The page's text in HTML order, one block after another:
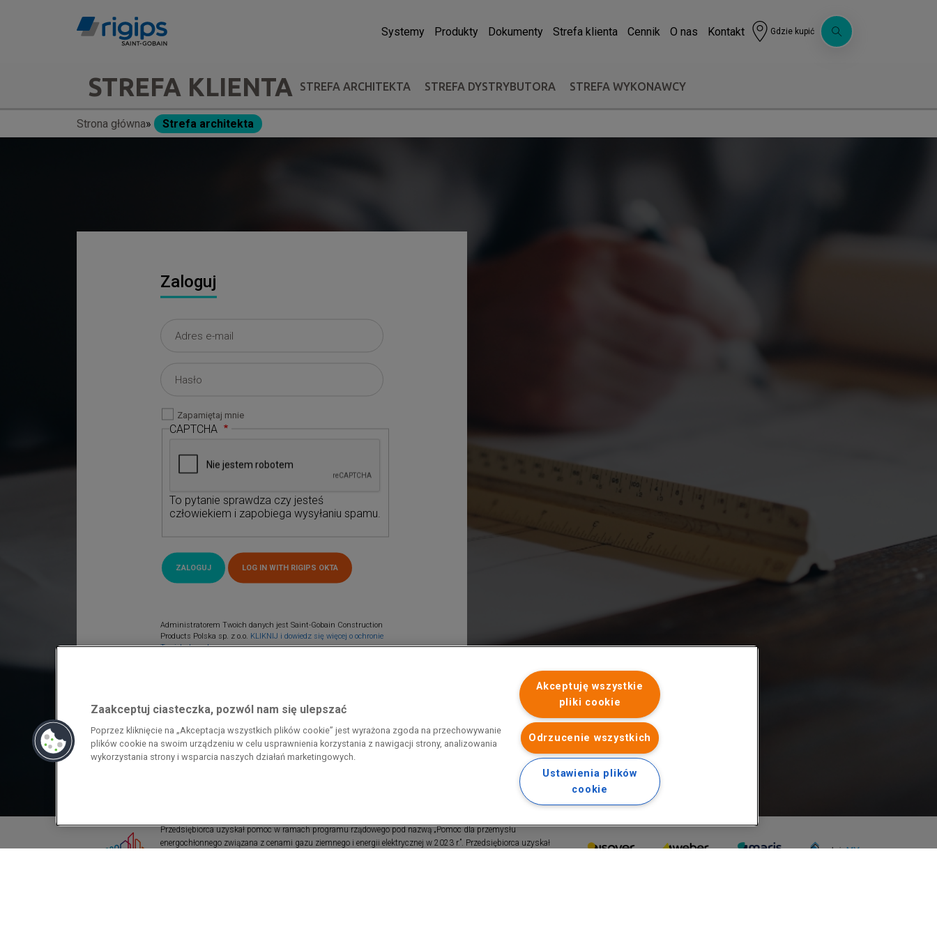
Systemy Produkty Dokumenty Strefa klienta Cennik O nas Kontakt Gdzie kupić
navigation
-
STREFA KLIENTA STREFA ARCHITEKTA STREFA DYSTRYBUTORA STREFA WYKONAWCY
Ścieżka
Strona główna Strefa architekta
Zaloguj
Zapamiętaj mnie
CAPTCHA
To pytanie sprawdza czy jesteś
człowiekiem i zapobiega wysyłaniu spamu.
Administratorem Twoich danych jest Saint-Gobain Construction
Products Polska sp. z o.o. KLIKNIJ i dowiedz się więcej o ochronie
Twoich danych.
Przedsiębiorca uzyskał pomoc w ramach programu rządowego pod nazwą „Pomoc dla przemysłu
energochłonnego związana z cenami gazu ziemnego i energii elektrycznej w 2023 r.”. Przedsiębiorca uzyskał
Zaakceptuj ciasteczka, pozwól nam się ulepszać
Poprzez kliknięcie na „Akceptacja wszystkich plików cookie” jest wyrażona zgoda na przechowywanie
plików cookie na swoim urządzeniu w celu usprawnienia korzystania z nawigacji strony, analizowania
wykorzystania strony i wsparcia naszych działań marketingowych.
Akceptuję wszystkie
pliki cookie
Odrzucenie wszystkich
Ustawienia plików
cookie